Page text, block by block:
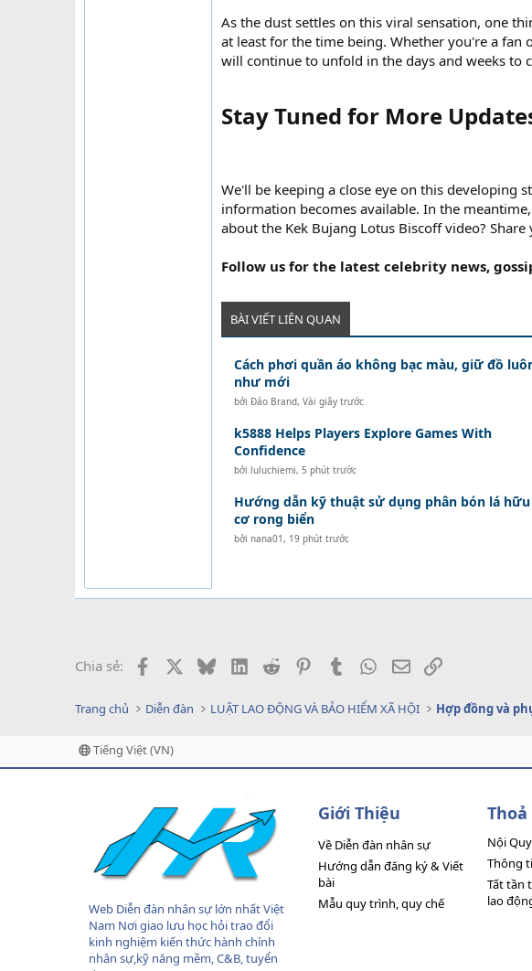
As the dust settles on this viral sensation, one
at least for the time being. Whether you're a fan
will continue to unfold in the days and weeks to
Stay Tuned for More
We'll be keeping a close eye on this developing
information becomes available. In the
about the Kek Bujang Lotus Biscoff video?
Follow us for the latest celebrity news,
BÀI VIẾT LIÊN QUAN
Cách phơi quần áo không bạc màu, giữ đồ
như mới
bởi Đảo Brand, Vài giây trước
k5888 Helps Players Explore Games With
Confidence
bởi luluchiemi, 5 phút trước
Hướng dẫn kỹ thuật sử dụng phân bón lá hữu
cơ rong biển
bởi nana01, 19 phút trước
Chia sẻ: Facebook BlueskyLinkedIn
Reddit PinterestTumblr WhatsApp
EmailLink
Trang chủ Diễn đàn LUẬT LAO ĐỘNG VÀ BẢO HIỂM XÃ HỘI Hợp đồng và
Tiếng Việt (VN)
Web Diễn đàn nhân sự lớn nhất Việt
Nam Nơi giao lưu học hỏi trao đổi
kinh nghiệm kiến thức hành chính
nhân sự,kỹ năng mềm, C&B, tuyển
Giới Thiệu
Về Diễn đàn nhân sự
Hướng dẫn đăng ký & Viết
bài
Mẫu quy trình, quy chế
Nội
Thông
Tất tần
lao